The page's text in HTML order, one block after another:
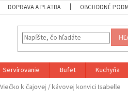
DOPRAVA A PLATBA OBCHODNÉ
Servírovanie Bufet Kuchyňa
Viečko k čajovej / kávovej konvici Isabelle